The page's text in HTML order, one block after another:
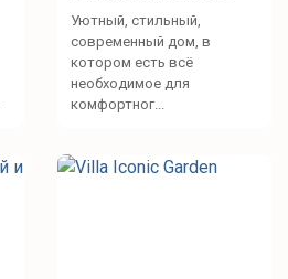
Уютный, стильный,
современный дом, в
котором есть всё
необходимое для
комфортног...